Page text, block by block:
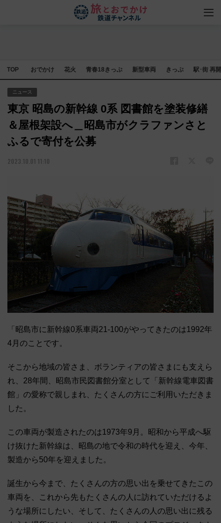
TOP おでかけ 花火 青春18きっぷ 新型車両 きっぷ 駅･街 再
ニュース
東京 昭島の新幹線 0系 図書館を塗装修繕
＆屋根架設へ＿昭島市がクラファンさと
ふるで寄付を公募
2023.10.01 11:10
「昭島市に新幹線0系車両21-100がやってきたのは1992年
4月のことです。
そこから地域の皆さま、ボランティアの皆さまにも支えら
れ、28年間、昭島市民図書館分室として「新幹線電車図書
館」の愛称で親しまれ、たくさんの方にご利用いただきま
した。
この車両が製造されたのは1973年9月。昭和から平成へ駆
け抜けた新幹線は、昭島の地で令和の時代を迎え、今年、
製造から50年を迎えました。
誕生から今まで、たくさんの方の思い出を乗せてきたこの
車両を、これから先もたくさんの人に訪れていただけるよ
うな場所にしたい、そして、たくさんの人の思い出に残る